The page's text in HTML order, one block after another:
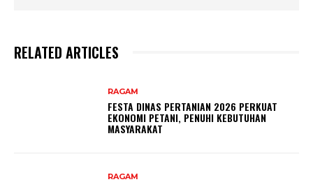
RELATED ARTICLES
RAGAM
FESTA DINAS PERTANIAN 2026 PERKUAT
EKONOMI PETANI, PENUHI KEBUTUHAN
MASYARAKAT
RAGAM